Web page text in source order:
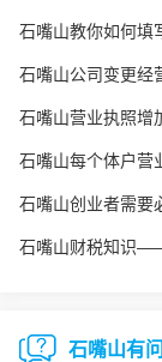
石嘴山教你如何填
石嘴山创业者需要
石嘴山财税知识
石嘴山有